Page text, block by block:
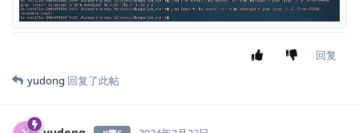
回复
yudong 回复了此帖